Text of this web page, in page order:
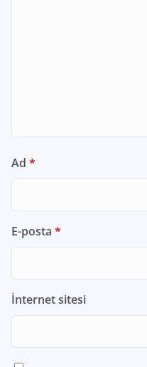
Ad *
E-posta *
İnternet sitesi